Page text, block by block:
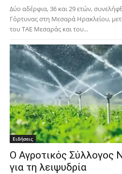
Δύο αδέρφια, 36 και 29 ετών,
Γόρτυνας στη Μεσαρά Ηρακλείου,
του ΤΑΕ Μεσαράς και του...
Ειδήσεις
Ο Αγροτικός Σύλλογος
για τη λειψυδρία